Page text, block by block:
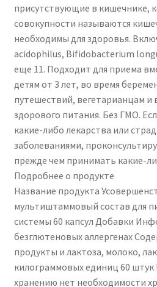
присутствующие в кишечнике,
совокупности называются
необходимы для здоровья.
acidophilus, Bifidobacterium
еще 11. Подходит для приема
детям от 3 лет, во время
путешествий, вегетарианцам и
здорового питания. Без ГМО.
какие-либо лекарства или
заболеваниями,
прежде чем принимать какие-
Подробнее о продукте
Название продукта
мультиштаммовый состав для
системы 60 капсул Добавки
безглютеновых аллергенах
продукты и лактоза, молоко,
килограммовых единиц ‎60
хранению ‎нет необходимости